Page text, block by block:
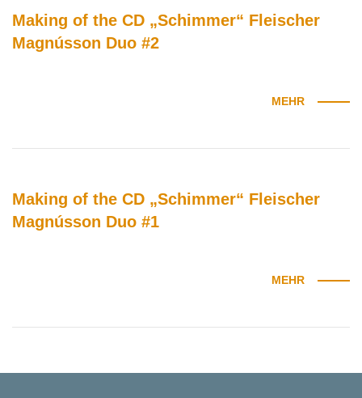
Making of the CD „Schimmer“ Fleischer
Magnússon Duo #2
MEHR
Making of the CD „Schimmer“ Fleischer
Magnússon Duo #1
MEHR